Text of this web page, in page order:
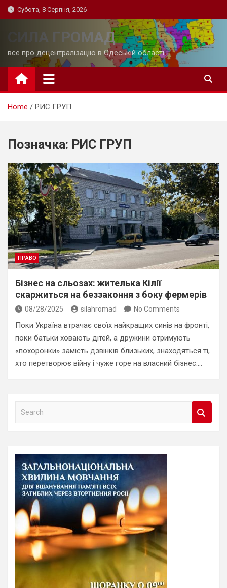
Skip
to
Субота, 8 Серпня, 2026
СИЛА ГРОМАД
все про децентралізацію в Одеській області
Home РИС ГРУП
Позначка: РИС ГРУП
ПРАВО
Бізнес на сльозах: жителька Кілії
скаржиться на беззаконня з боку фермерів
08/28/2025 silahromad No Comments
Поки Україна втрачає своїх найкращих синів на фронті,
поки батьки ховають дітей, а дружини отримують
«похоронки» замість дзвінків близьких, знаходяться ті,
хто перетворює війну і чуже горе на власний бізнес.…
a